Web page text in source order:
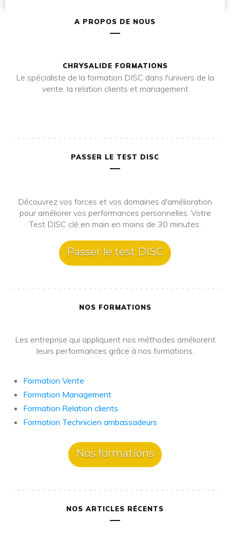
A PROPOS DE NOUS
CHRYSALIDE FORMATIONS
Le spécialiste de la formation DISC dans l'univers de la
vente, la relation clients et management
PASSER LE TEST DISC
Découvrez vos forces et vos domaines d'amélioration
pour améliorer vos performances personnelles. Votre
Test DISC clé en main en moins de 30 minutes.
Passer le test DISC
NOS FORMATIONS
Les entreprise qui appliquent nos méthodes améliorent
leurs performances grâce à nos formations.
Formation Vente
Formation Management
Formation Relation clients
Formation Technicien ambassadeurs
Nos formations
NOS ARTICLES RÉCENTS